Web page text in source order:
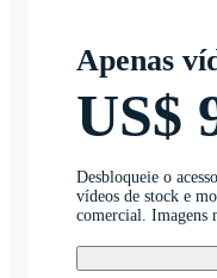
Apenas
US$
Desbloqueie o
vídeos de stock e
comercial. Imagens